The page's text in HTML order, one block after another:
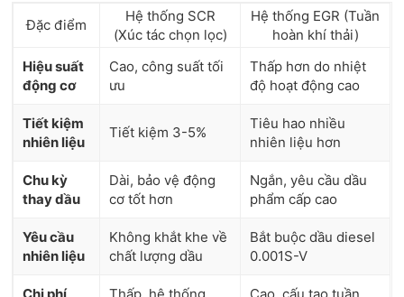
Đặc điểm
Hệ thống SCR
(Xúc tác chọn lọc)
Hệ thống EGR (Tuần
hoàn khí thải)
Hiệu suất
động cơ
Cao, công suất tối
ưu
Thấp hơn do nhiệt
độ hoạt động cao
Tiết kiệm
nhiên liệu
Tiết kiệm 3-5%
Tiêu hao nhiều
nhiên liệu hơn
Chu kỳ
thay dầu
Dài, bảo vệ động
cơ tốt hơn
Ngắn, yêu cầu dầu
phẩm cấp cao
Yêu cầu
nhiên liệu
Không khắt khe về
chất lượng dầu
Bắt buộc dầu diesel
0.001S-V